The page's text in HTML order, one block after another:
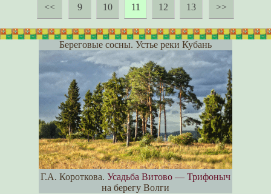
<< 9 10 11 12 13 >>
Береговые сосны. Устье реки Кубань
Г.А. Короткова. Усадьба Витово — Трифоныч
на берегу Волги